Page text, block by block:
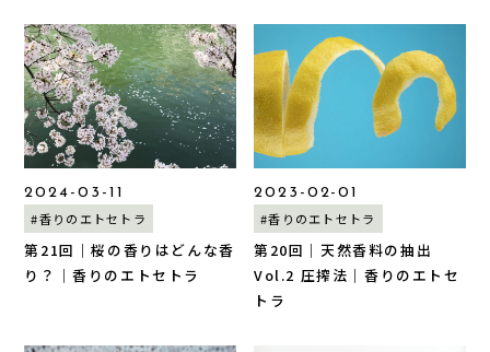
2024-03-11
#香りのエトセトラ
第21回｜桜の香りはどんな香
り？｜香りのエトセトラ
2023-02-01
#香りのエトセトラ
第20回｜天然香料の抽出
Vol.2 圧搾法｜香りのエトセ
トラ